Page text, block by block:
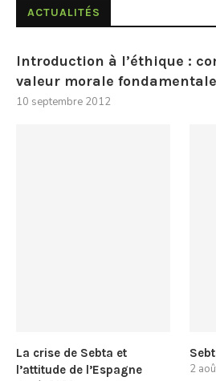
ACTUALITÉS
Introduction à l’éthique :
valeur morale fondamentale
10 septembre 2012
La crise de Sebta et
l’attitude de l’Espagne
2